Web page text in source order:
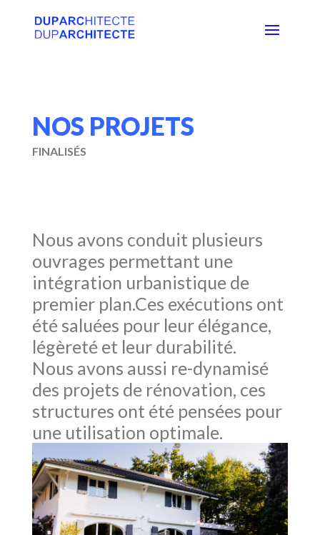
NOS PROJETS
FINALISÉS
Nous avons conduit plusieurs
ouvrages permettant une
intégration urbanistique de
premier plan.Ces exécutions ont
été saluées pour leur élégance,
légèreté et leur durabilité.
Nous avons aussi re-dynamisé
des projets de rénovation, ces
structures ont été pensées pour
une utilisation optimale.